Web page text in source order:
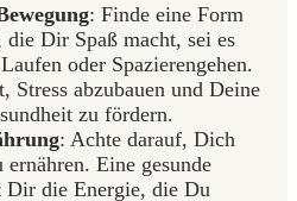
: Finde eine Form
die Dir Spaß macht, sei es
oder Spazierengehen.
Stress abzubauen und Deine
zu fördern.
: Achte darauf, Dich
ernähren. Eine gesunde
Dir die Energie, die Du